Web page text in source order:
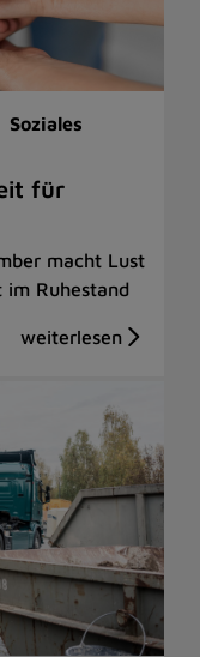
Soziales
für
macht Lust
im Ruhestand